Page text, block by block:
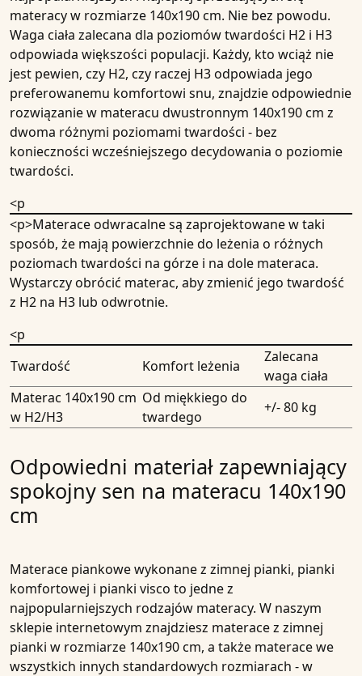
materacy w rozmiarze 140x190 cm. Nie bez powodu.
Waga ciała zalecana dla poziomów twardości H2 i H3
odpowiada większości populacji. Każdy, kto wciąż nie
jest pewien, czy H2, czy raczej H3 odpowiada jego
preferowanemu komfortowi snu, znajdzie odpowiednie
rozwiązanie w materacu dwustronnym 140x190 cm z
dwoma różnymi poziomami twardości - bez
konieczności wcześniejszego decydowania o poziomie
twardości.
<p
<p>Materace odwracalne są zaprojektowane w taki
sposób, że mają powierzchnie do leżenia o różnych
poziomach twardości na górze i na dole materaca.
Wystarczy obrócić materac, aby zmienić jego twardość
z H2 na H3 lub odwrotnie.
<p
Twardość
Komfort leżenia
Zalecana
waga ciała
Materac 140x190 cm
w H2/H3
Od miękkiego do
twardego
+/- 80 kg
Odpowiedni materiał zapewniający
spokojny sen na materacu 140x190
cm
Materace piankowe wykonane z zimnej pianki, pianki
komfortowej i pianki visco to jedne z
najpopularniejszych rodzajów materacy. W naszym
sklepie internetowym znajdziesz materace z zimnej
pianki w rozmiarze 140x190 cm, a także materace we
wszystkich innych standardowych rozmiarach - w